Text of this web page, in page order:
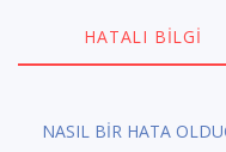
HATALI BILGI
NASIL BİR HATA